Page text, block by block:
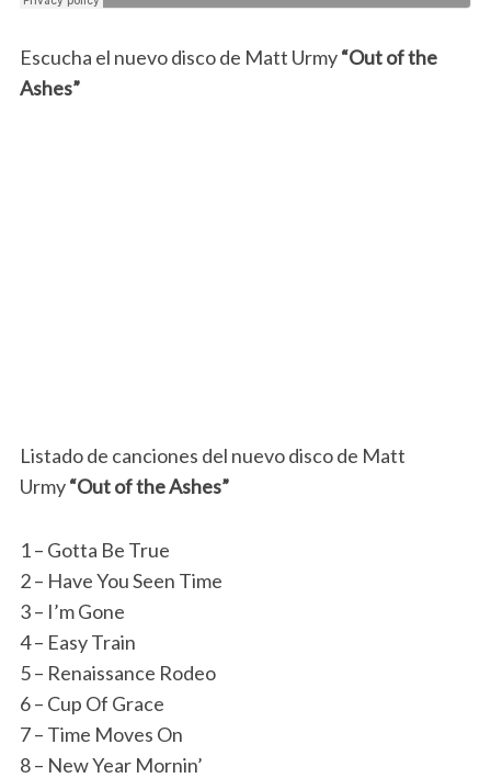
Escucha el nuevo disco de Matt Urmy“Out of the
Ashes”
Listado de canciones del nuevo disco de Matt
Urmy“Out of the Ashes”
1 – Gotta Be True
2 – Have You Seen Time
3 – I’m Gone
4 – Easy Train
5 – Renaissance Rodeo
6 – Cup Of Grace
7 – Time Moves On
8 – New Year Mornin’